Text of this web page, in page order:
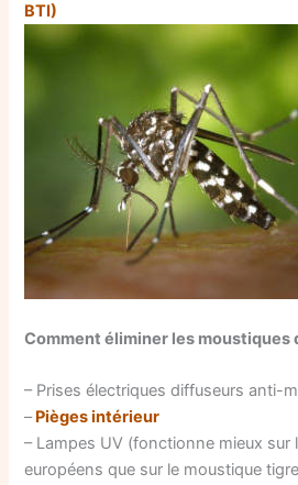
BTI)
Comment éliminer les moustiques
– Prises électriques diffuseurs anti-
–Pièges intérieur
– Lampes UV (fonctionne mieux sur
européens que sur le moustique